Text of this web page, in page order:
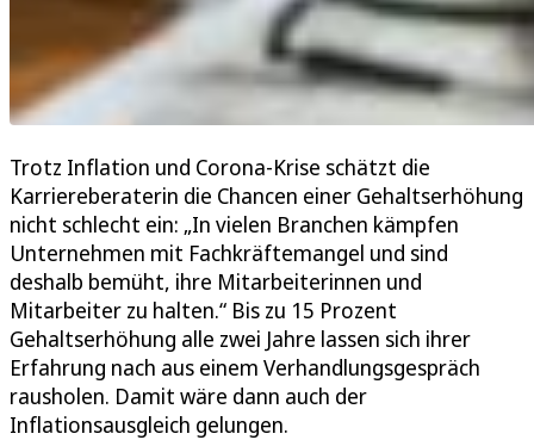
Trotz Inflation und Corona-Krise schätzt die
Karriereberaterin die Chancen einer Gehaltserhöhung
nicht schlecht ein: „In vielen Branchen kämpfen
Unternehmen mit Fachkräftemangel und sind
deshalb bemüht, ihre Mitarbeiterinnen und
Mitarbeiter zu halten.“ Bis zu 15 Prozent
Gehaltserhöhung alle zwei Jahre lassen sich ihrer
Erfahrung nach aus einem Verhandlungsgespräch
rausholen. Damit wäre dann auch der
Inflationsausgleich gelungen.